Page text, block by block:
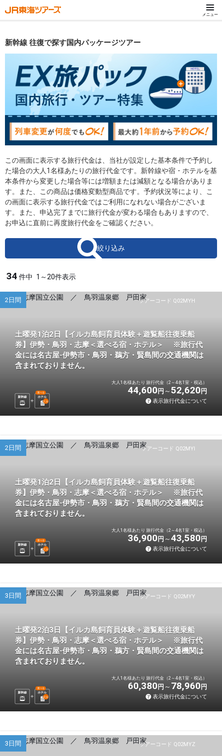
メニュー
新幹線 往復で探す国内パッケージツアー
この画面に表示する旅行代金は、当社が設定した基本条件で予約し
た場合の大人1名様あたりの旅行代金です。新幹線や宿・ホテルを基
本条件から変更した場合等には増額または減額となる場合がありま
す。また、この商品は価格変動型商品です。予約状況等により、こ
の画面に表示する旅行代金ではご利用になれない場合がございま
す。また、申込完了までに旅行代金が変わる場合もありますので、
お申込に直前に再度旅行代金をご確認ください。
絞り込み
34 件中 1～20件表示
ツアーコード Q02MYH
2日間
土曜発1泊2日【イルカ島飼育員体験＋遊覧船往復乗船
券】伊勢・鳥羽・志摩＜選べる宿・ホテル＞ ※旅行代
金には名古屋-伊勢市・鳥羽・鵜方・賢島間の交通機関は
含まれておりません。
新幹線 ホテル
選べる
1 泊
大人1名様あたり 旅行代金（2～4名1室・税込）
44,600 円 52,620 円
表示旅行代金について
ツアーコード Q02MYI
2日間
土曜発1泊2日【イルカ島飼育員体験＋遊覧船往復乗船
券】伊勢・鳥羽・志摩＜選べる宿・ホテル＞ ※旅行代
金には名古屋-伊勢市・鳥羽・鵜方・賢島間の交通機関は
含まれておりません。
新幹線 ホテル
選べる
1 泊
大人1名様あたり 旅行代金（2～4名1室・税込）
36,900 円 43,580 円
表示旅行代金について
ツアーコード Q02MYY
3日間
土曜発2泊3日【イルカ島飼育員体験＋遊覧船往復乗船
券】伊勢・鳥羽・志摩＜選べる宿・ホテル＞ ※旅行代
金には名古屋-伊勢市・鳥羽・鵜方・賢島間の交通機関は
含まれておりません。
新幹線 ホテル
選べる
2泊
大人1名様あたり 旅行代金（2～4名1室・税込）
60,380 円 78,960 円
表示旅行代金について
ツアーコード Q02MYZ
3日間